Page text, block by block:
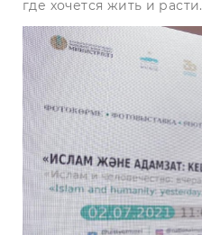
где хочется жить и расти.